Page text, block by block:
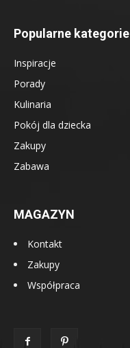
Popularne kategorie
Inspiracje
Porady
Kulinaria
Pokój dla dziecka
Zakupy
Zabawa
MAGAZYN
Kontakt
Zakupy
Współpraca